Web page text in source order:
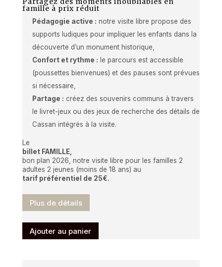
famille à prix réduit
Pédagogie active : notre visite libre propose des
supports ludiques pour impliquer les enfants dans la
découverte d’un monument historique,
Confort et rythme : le parcours est accessible
(poussettes bienvenues) et des pauses sont prévues
si nécessaire,
Partage : créez des souvenirs communs à travers
le livret-jeux ou des jeux de recherche des détails de
Cassan intégrés à la visite.
Le
billet FAMILLE,
bon plan 2026, notre visite libre pour les familles 2
adultes 2 jeunes (moins de 18 ans) au
tarif préférentiel de 25€.
Plus de détails
Ajouter au panier